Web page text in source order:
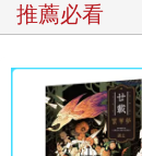
推薦必看